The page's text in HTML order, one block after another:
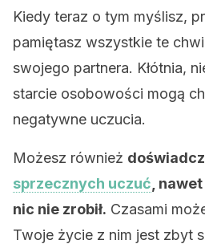
Kiedy teraz o tym myślisz,
pamiętasz wszystkie te
swojego partnera. Kłótnia,
starcie osobowości mogą
negatywne uczucia.
Możesz również
sprzecznych uczuć ,
nic nie zrobił. Czasami
Twoje życie z nim jest zbyt